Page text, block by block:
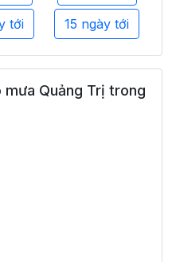
tới 15 ngày tới
Quảng Trị trong